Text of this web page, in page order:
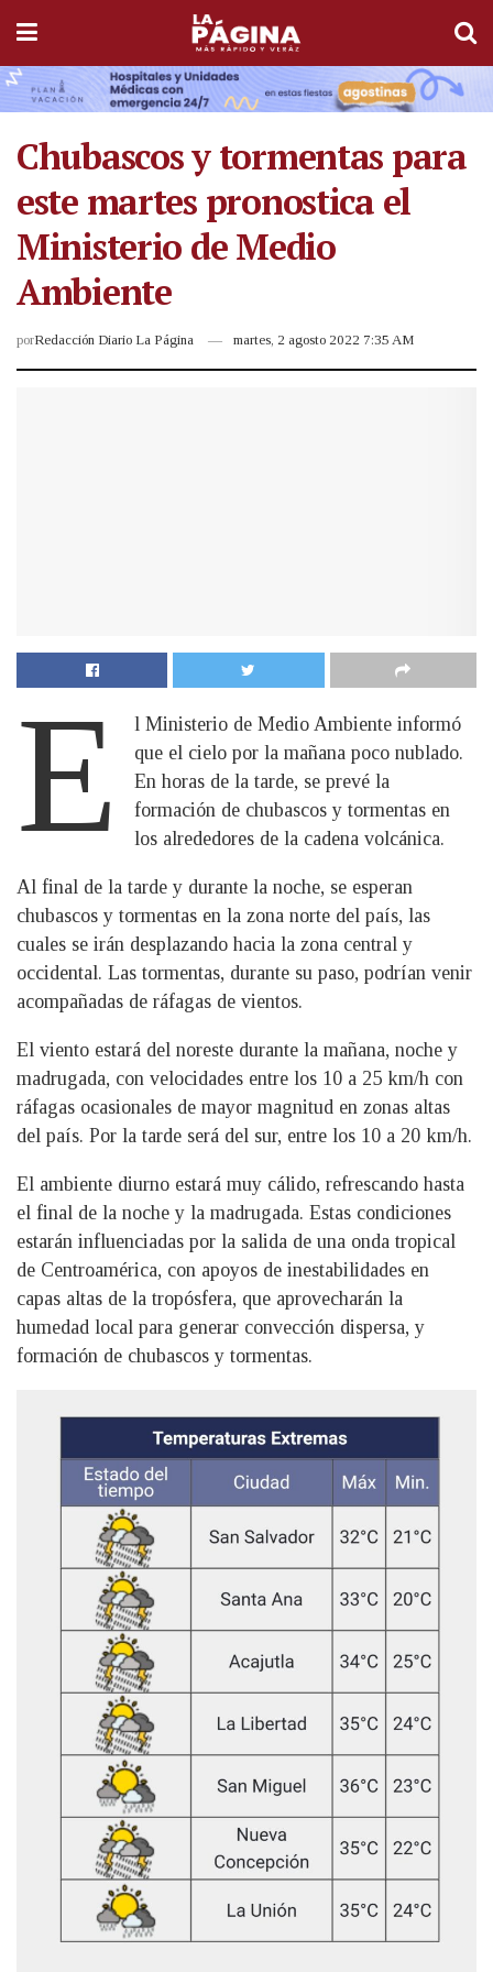
Chubascos y tormentas para
este martes pronostica el
Ministerio de Medio
Ambiente
porRedacción Diario La Página martes, 2 agosto 2022 7:35 AM
E
l Ministerio de Medio Ambiente informó
que el cielo por la mañana poco nublado.
En horas de la tarde, se prevé la
formación de chubascos y tormentas en
los alrededores de la cadena volcánica.
Al final de la tarde y durante la noche, se esperan
chubascos y tormentas en la zona norte del país, las
cuales se irán desplazando hacia la zona central y
occidental. Las tormentas, durante su paso, podrían venir
acompañadas de ráfagas de vientos.
El viento estará del noreste durante la mañana, noche y
madrugada, con velocidades entre los 10 a 25 km/h con
ráfagas ocasionales de mayor magnitud en zonas altas
del país. Por la tarde será del sur, entre los 10 a 20 km/h.
El ambiente diurno estará muy cálido, refrescando hasta
el final de la noche y la madrugada. Estas condiciones
estarán influenciadas por la salida de una onda tropical
de Centroamérica, con apoyos de inestabilidades en
capas altas de la tropósfera, que aprovecharán la
humedad local para generar convección dispersa, y
formación de chubascos y tormentas.